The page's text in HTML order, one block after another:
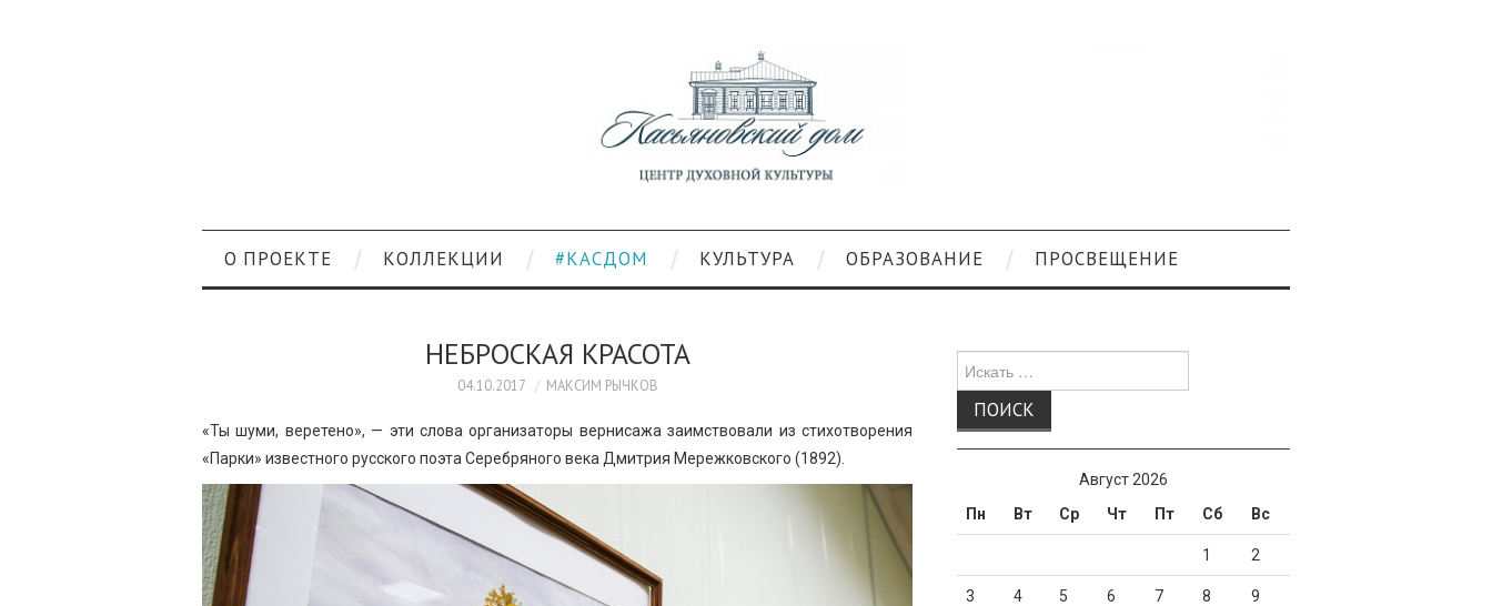
О ПРОЕКТЕ КОЛЛЕКЦИИ #КАСДОМ КУЛЬТУРА ОБРАЗОВАНИЕ ПРОСВЕЩЕНИЕ
НЕБРОСКАЯ КРАСОТА
04.10.2017 МАКСИМ РЫЧКОВ
«Ты шуми, веретено», — эти слова организаторы вернисажа заимствовали из стихотворения
«Парки» известного русского поэта Серебряного века Дмитрия Мережковского (1892).
для:
Август 2026
Пн
Вт Ср Чт Пт Сб Вс
1 2
3 4 5 6 7 8 9